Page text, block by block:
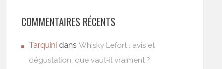
COMMENTAIRES RÉCENTS
Tarquini dansWhisky Lefort : avis et
dégustation, que vaut-il vraiment ?